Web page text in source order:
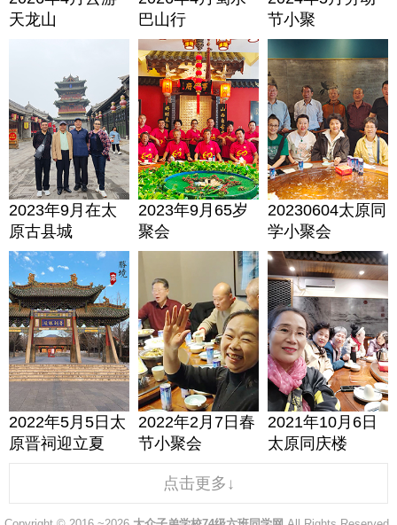
天龙山
巴山行
节小聚
2023年9月在太
原古县城
2023年9月65岁
聚会
20230604太原同
学小聚会
2022年5月5日太
原晋祠迎立夏
2022年2月7日春
节小聚会
2021年10月6日
太原同庆楼
点击更多↓